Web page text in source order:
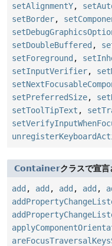
setAlignmentY,
setBorder,
setDoubleBuffered ,
setForeground ,
setInputVerifier,
setPreferredSize,
setToolTipText ,
Containerクラスで宣
add , add , add , add ,